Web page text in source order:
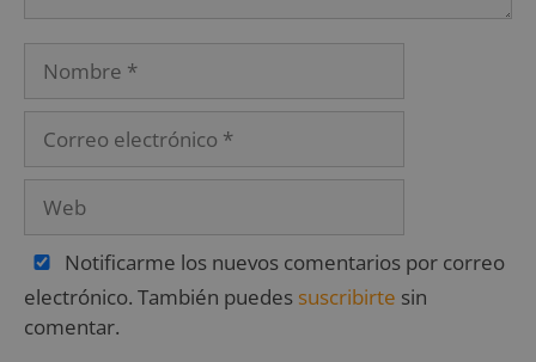
Notificarme los nuevos comentarios por correo
electrónico. También puedes suscribirte sin
comentar.